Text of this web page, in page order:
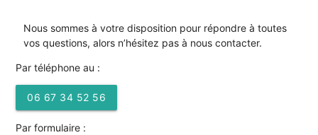
Nous sommes à votre disposition pour répondre à toutes
vos questions, alors n’hésitez pas à nous contacter.
Par téléphone au :
06 67 34 52 56
Par formulaire :